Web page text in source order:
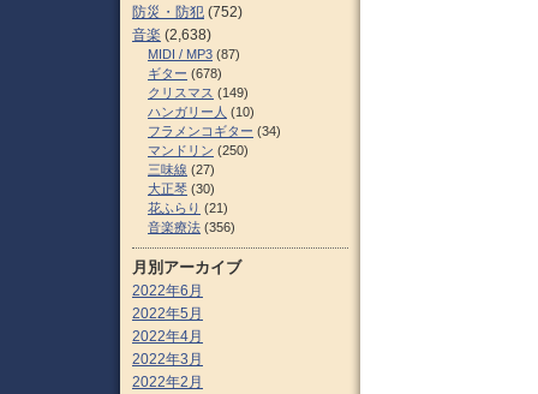
防災・防犯 (752)
音楽 (2,638)
MIDI / MP3 (87)
ギター (678)
クリスマス (149)
ハンガリー人 (10)
フラメンコギター (34)
マンドリン (250)
三味線 (27)
大正琴 (30)
花ふらり (21)
音楽療法 (356)
月別アーカイブ
2022年6月
2022年5月
2022年4月
2022年3月
2022年2月